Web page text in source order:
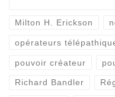
Milton H. Erickson
opérateurs
pouvoir créateur
Richard Bandler